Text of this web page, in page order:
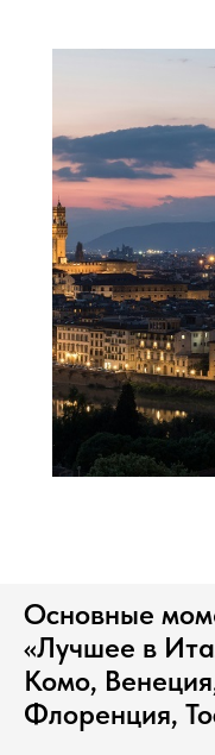
Основные
«Лучшее в
Комо,
Флоренция,